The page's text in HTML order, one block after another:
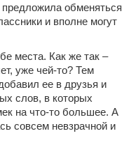
обменяться
и вполне могут
места. Как же так –
уже чей-то? Тем
ее в друзья и
слов, в которых
на что-то большее. А
совсем невзрачной и